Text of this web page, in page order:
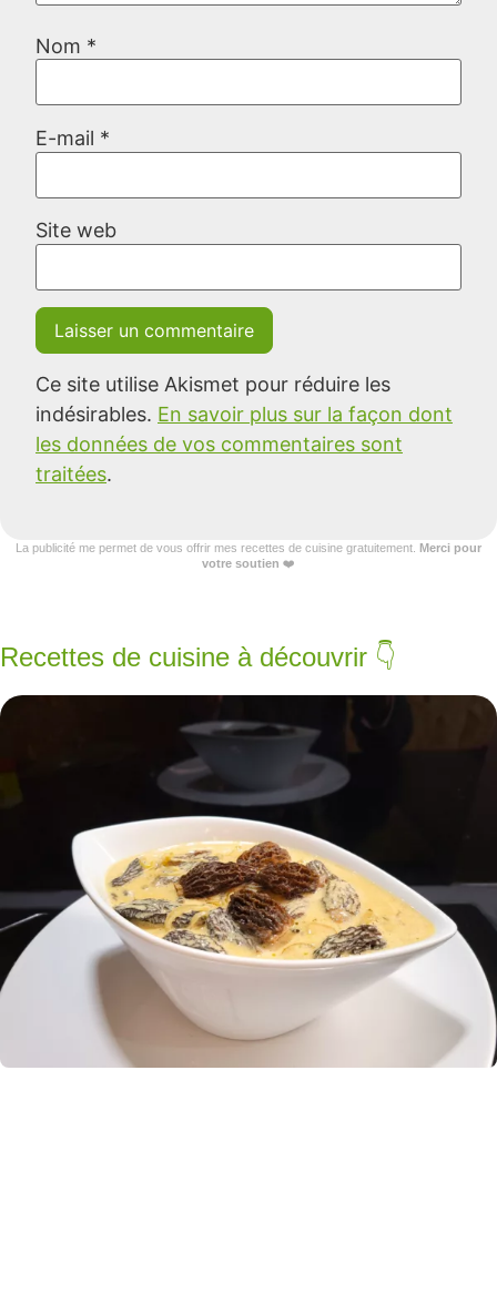
Nom *
E-mail *
Site web
Ce site utilise Akismet pour réduire les
indésirables. En savoir plus sur la façon dont
les données de vos commentaires sont
traitées.
La publicité me permet de vous offrir mes recettes de cuisine gratuitement. Merci pour
votre soutien ❤️
Recettes de cuisine à découvrir 👇